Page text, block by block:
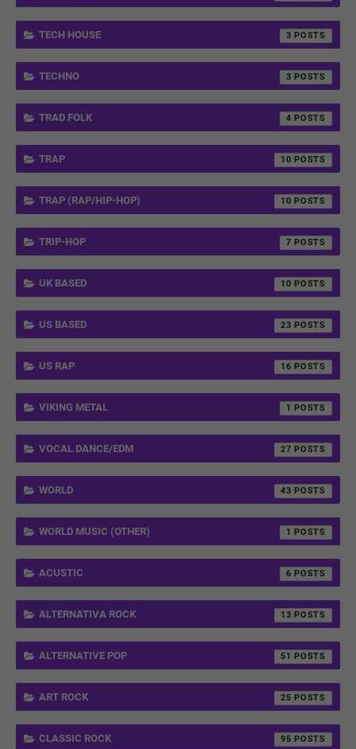
TECH HOUSE 3
TECHNO 3
TRAD FOLK 4
TRAP 10
TRAP (RAP/HIP-HOP) 10
TRIP-HOP 7
UK BASED 10
US BASED 23
US RAP 16
VIKING METAL 1
VOCAL DANCE/EDM 27
WORLD 43
WORLD MUSIC (OTHER) 1
ACUSTIC 6
ALTERNATIVA ROCK 13
ALTERNATIVE POP 51
ART ROCK 25
CLASSIC ROCK 95